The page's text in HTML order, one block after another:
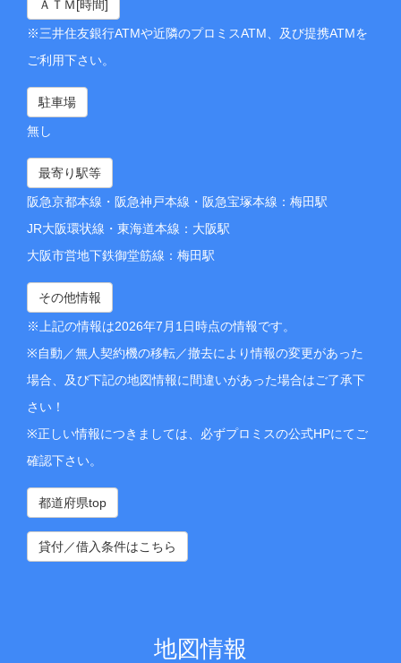
ＡＴＭ[時間]
※三井住友銀行ATMや近隣のプロミスATM、及び提携ATMを
ご利用下さい。
駐車場
無し
最寄り駅等
阪急京都本線・阪急神戸本線・阪急宝塚本線：梅田駅
JR大阪環状線・東海道本線：大阪駅
大阪市営地下鉄御堂筋線：梅田駅
その他情報
※上記の情報は2026年7月1日時点の情報です。
※自動／無人契約機の移転／撤去により情報の変更があった
場合、及び下記の地図情報に間違いがあった場合はご了承下
さい！
※正しい情報につきましては、必ずプロミスの公式HPにてご
確認下さい。
都道府県top
貸付／借入条件はこちら
地図情報